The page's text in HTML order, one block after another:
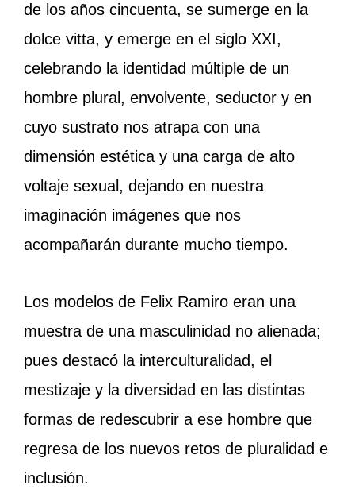
de los años cincuenta, se sumerge en la
dolce vitta, y emerge en el siglo XXI,
celebrando la identidad múltiple de un
hombre plural, envolvente, seductor y en
cuyo sustrato nos atrapa con una
dimensión estética y una carga de alto
voltaje sexual, dejando en nuestra
imaginación imágenes que nos
acompañarán durante mucho tiempo.
Los modelos de Felix Ramiro eran una
muestra de una masculinidad no alienada;
pues destacó la interculturalidad, el
mestizaje y la diversidad en las distintas
formas de redescubrir a ese hombre que
regresa de los nuevos retos de pluralidad e
inclusión.